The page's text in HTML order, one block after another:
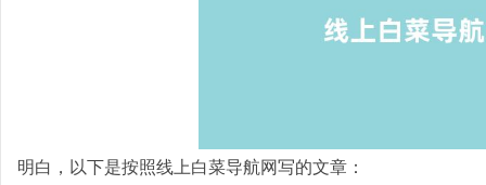
明白，以下是按照线上白菜导航网写的文章：